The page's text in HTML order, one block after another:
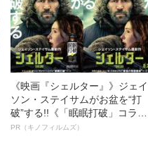
《映画『シェルター』》ジェイ
ソン・ステイサムがお盆を“打
破”する!!《「眠眠打破」コラ
ボ》
PR（キノフィルムズ）